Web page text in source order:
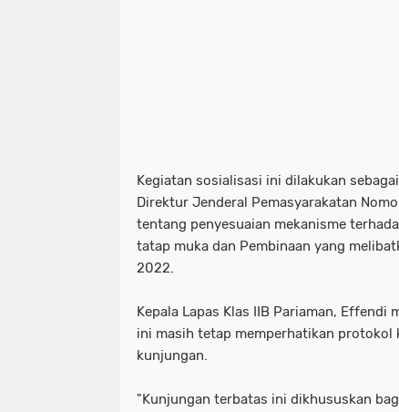
Kegiatan sosialisasi ini dilakukan
Direktur Jenderal Pemasyarakatan
tentang penyesuaian mekanisme
tatap muka dan Pembinaan yang
2022.
Kepala Lapas Klas IIB Pariaman, Effendi
ini masih tetap memperhatikan protokol
kunjungan.
"Kunjungan terbatas ini dikhususkan